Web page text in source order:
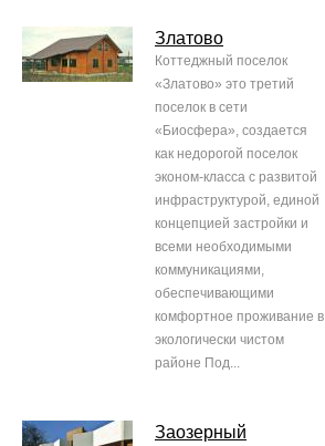
Златово
Коттеджный поселок
«Златово» это третий
поселок в сети
«Биосфера», создается
как недорогой поселок
эконом-класса с развитой
инфраструктурой, единой
концепцией застройки и
всеми необходимыми
коммуникациями,
обеспечивающими
комфортное проживание в
экологически чистом
районе Под...
Заозерный